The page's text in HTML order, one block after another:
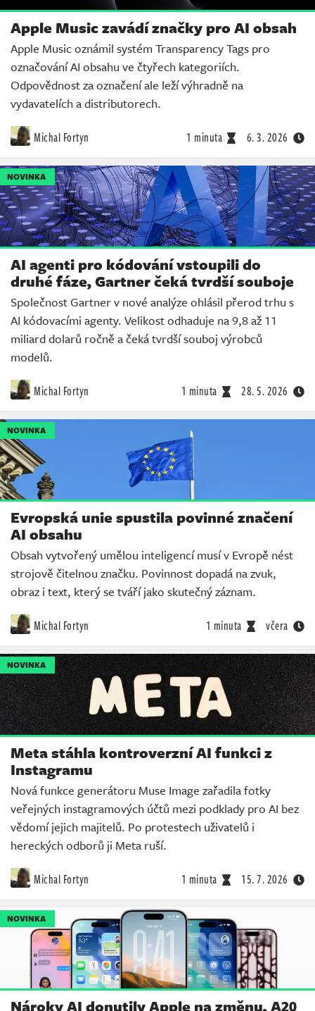
Apple Music zavádí značky pro AI obsah
Apple Music oznámil systém Transparency Tags pro
označování AI obsahu ve čtyřech kategoriích.
Odpovědnost za označení ale leží výhradně na
vydavatelích a distributorech.
Michal Fortyn 1 minuta 6. 3. 2026
NOVINKA
AI agenti pro kódování vstoupili do
druhé fáze, Gartner čeká tvrdší souboje
Společnost Gartner v nové analýze ohlásil přerod trhu s
AI kódovacími agenty. Velikost odhaduje na 9,8 až 11
miliard dolarů ročně a čeká tvrdší souboj výrobců
modelů.
Michal Fortyn 1 minuta 28. 5. 2026
NOVINKA
Evropská unie spustila povinné značení
AI obsahu
Obsah vytvořený umělou inteligencí musí v Evropě nést
strojově čitelnou značku. Povinnost dopadá na zvuk,
obraz i text, který se tváří jako skutečný záznam.
Michal Fortyn 1 minuta včera
NOVINKA
Meta stáhla kontroverzní AI funkci z
Instagramu
Nová funkce generátoru Muse Image zařadila fotky
veřejných instagramových účtů mezi podklady pro AI bez
vědomí jejich majitelů. Po protestech uživatelů i
hereckých odborů ji Meta ruší.
Michal Fortyn 1 minuta 15. 7. 2026
NOVINKA
Nároky AI donutily Apple na změnu, A20